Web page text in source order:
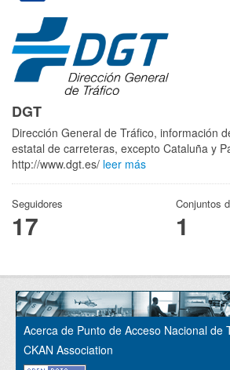
DGT
Dirección General de Tráfico, información
estatal de carreteras, excepto Cataluña y
http://www.dgt.es/ leer más
Seguidores
17
Conjuntos
1
Acerca de Punto de Acceso Nacional de
CKAN Association